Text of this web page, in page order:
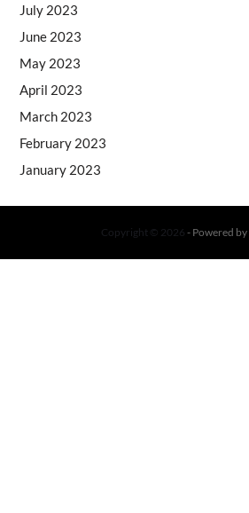
July 2023
June 2023
May 2023
April 2023
March 2023
February 2023
January 2023
Copyright © 2026 - Powered by